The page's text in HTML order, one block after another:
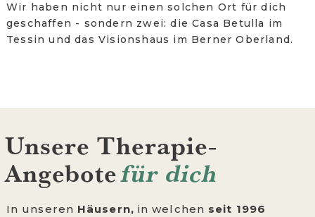
Wir haben nicht nur einen solchen Ort für dich
geschaffen - sondern zwei: die Casa Betulla im
Tessin und das Visionshaus im Berner Oberland.
Unsere Therapie-
Angebotefür dich
In unseren Häusern, in welchen seit 1996